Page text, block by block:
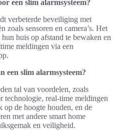
een slim alarmsysteem?
verbeterde beveiliging met
zoals sensoren en camera’s. Het
huis op afstand te bewaken en
meldingen via een
een slim alarmsysteem?
tal van voordelen, zoals
technologie, real-time meldingen
de hoogte houden, en de
met andere smart home
en veiligheid.